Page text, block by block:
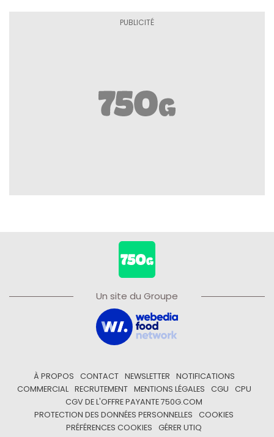
Un site du Groupe
À PROPOS CONTACT NEWSLETTER
NOTIFICATIONS
COMMERCIAL
RECRUTEMENT MENTIONS LÉGALES CGU
CPU
CGV DE L'OFFRE PAYANTE 750G.COM
PROTECTION DES DONNÉES PERSONNELLES
COOKIES
PRÉFÉRENCES COOKIES
GÉRER UTIQ